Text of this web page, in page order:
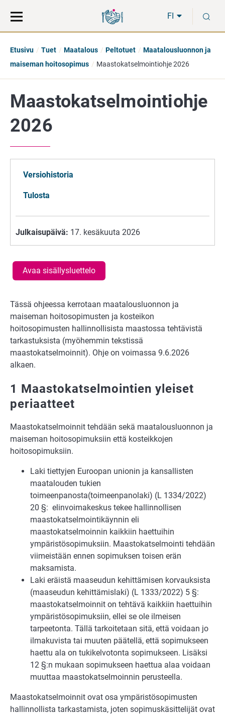
suoraan
sisältöön
koko
sivuston
FI
Etusivu Tuet Maatalous Peltotuet
Maatalousluonnon ja
maiseman hoitosopimus
Maastokatselmointiohje 2026
Maastokatselmointiohje
2026
Versiohistoria
Tulosta
Julkaisupäivä: 17. kesäkuuta 2026
Avaa sisällysluettelo
Tässä ohjeessa kerrotaan maatalousluonnon ja
maiseman hoitosopimusten ja kosteikon
hoitosopimusten hallinnollisista maastossa tehtävistä
tarkastuksista (myöhemmin tekstissä
maastokatselmoinnit). Ohje on voimassa 9.6.2026
alkaen.
1 Maastokatselmointien yleiset
periaatteet
Maastokatselmoinnit tehdään sekä maatalousluonnon ja
maiseman hoitosopimuksiin että kosteikkojen
hoitosopimuksiin.
Laki tiettyjen Euroopan unionin ja kansallisten
maatalouden tukien
toimeenpanosta(toimeenpanolaki) (L 1334/2022)
20 §: elinvoimakeskus tekee hallinnollisen
maastokatselmointikäynnin eli
maastokatselmoinnin kaikkiin haettuihin
ympäristösopimuksiin. Maastokatselmointi tehdään
viimeistään ennen sopimuksen toisen erän
maksamista.
Laki eräistä maaseudun kehittämisen korvauksista
(maaseudun kehittämislaki) (L 1333/2022) 5 §:
maastokatselmoinnit on tehtävä kaikkiin haettuihin
ympäristösopimuksiin, ellei se ole ilmeisen
tarpeetonta. Tällä tarkoitetaan sitä, että voidaan jo
ilmakuvista tai muuten päätellä, että sopimukseen
haettu ala on tukikelvotonta sopimukseen. Lisäksi
12 §:n mukaan sopimukseen haettua alaa voidaan
muuttaa maastokatselmoinnin perusteella.
Maastokatselmoinnit ovat osa ympäristösopimusten
hallinnollista tarkastamista, joten sopimuskäsittelijät ovat